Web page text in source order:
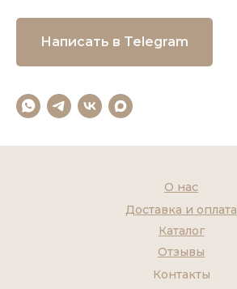
Написать в Telegram
Контакты
Каталог
О нас
Доставка и оплата
Отзывы